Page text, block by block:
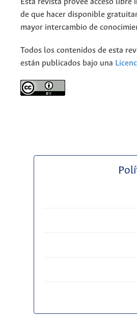
Esta revista provee acceso
de que hacer disponible
mayor intercambio de
Todos los contenidos de esta
están publicados bajo una